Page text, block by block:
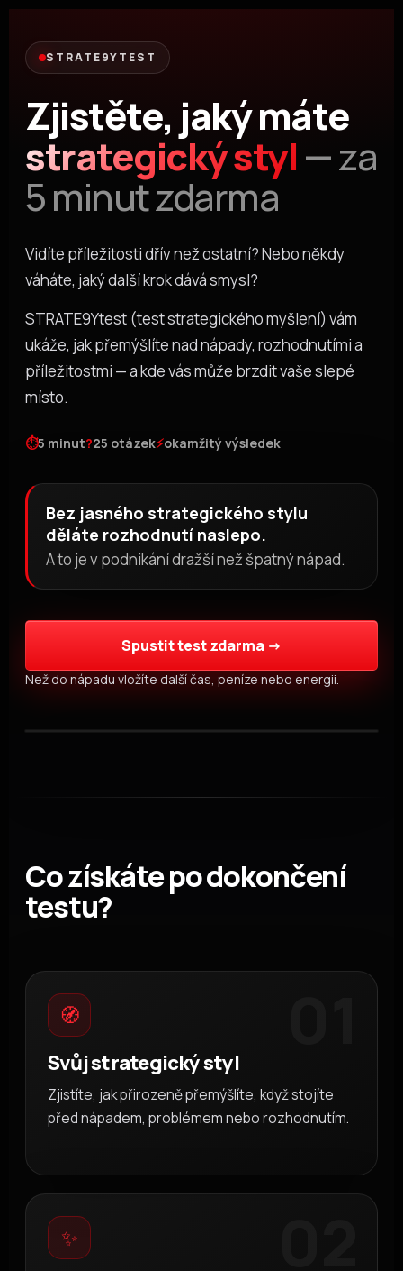
Přeskočit
obsah
STRATE9YTEST
Zjistěte, jaký máte
strategický styl— za
5 minut zdarma
Vidíte příležitosti dřív než ostatní? Nebo někdy
váháte, jaký další krok dává smysl?
STRATE9Ytest (test strategického myšlení) vám
ukáže, jak přemýšlíte nad nápady, rozhodnutími a
příležitostmi — a kde vás může brzdit vaše slepé
místo.
⏱5 minut?25 otázek⚡okamžitý výsledek
Bez jasného strategického stylu
děláte rozhodnutí naslepo.
A to je v podnikání dražší než špatný nápad.
Spustit test zdarma →
Než do nápadu vložíte další čas, peníze nebo energii.
Co získáte po dokončení
testu?
🧭
Svůj strategický styl
Zjistíte, jak přirozeně přemýšlíte, když stojíte
před nápadem, problémem nebo rozhodnutím.
✨